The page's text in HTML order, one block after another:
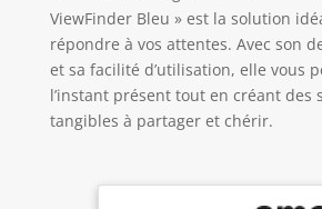
ViewFinder Bleu » est la solution
répondre à vos attentes. Avec son
et sa facilité d’utilisation, elle vous
l’instant présent tout en créant des
tangibles à partager et chérir.